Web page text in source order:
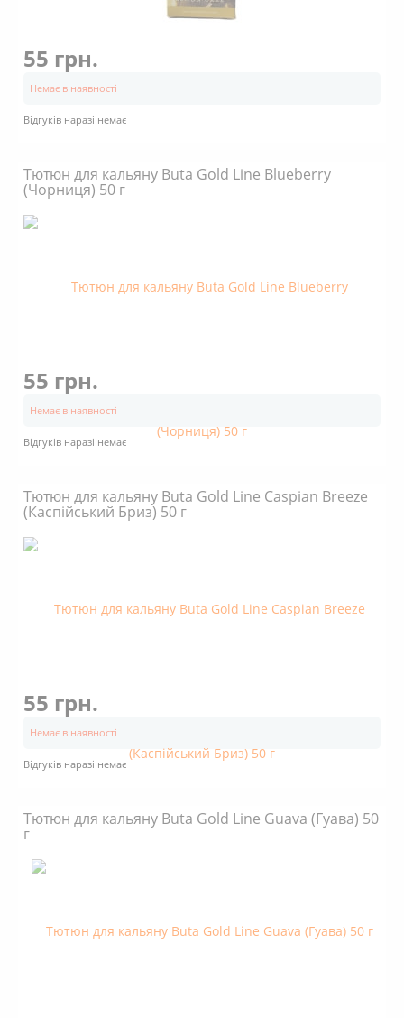
55 грн.
Немає в наявності
Відгуків наразі немає
Тютюн для кальяну Buta Gold Line Blueberry
(Чорниця) 50 г
55 грн.
Немає в наявності
Відгуків наразі немає
Тютюн для кальяну Buta Gold Line Caspian Breeze
(Каспійський Бриз) 50 г
55 грн.
Немає в наявності
Відгуків наразі немає
Тютюн для кальяну Buta Gold Line Guava (Гуава) 50
г